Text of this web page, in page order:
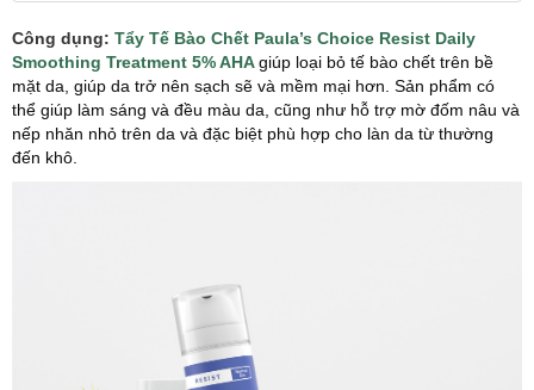
Công dụng: Tẩy Tế Bào Chết Paula’s Choice Resist Daily
Smoothing Treatment 5% AHA giúp loại bỏ tế bào chết trên bề
mặt da, giúp da trở nên sạch sẽ và mềm mại hơn. Sản phẩm có
thể giúp làm sáng và đều màu da, cũng như hỗ trợ mờ đốm nâu và
nếp nhăn nhỏ trên da và đặc biệt phù hợp cho làn da từ thường
đến khô.